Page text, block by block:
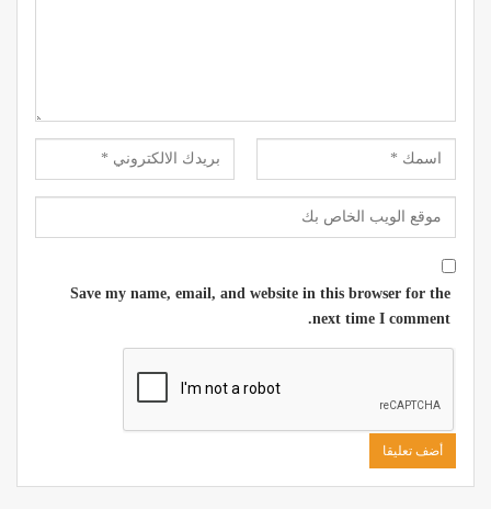
Save my name, email, and website in this browser for the
next time I comment.